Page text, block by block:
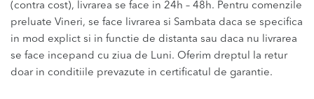
(contra cost), livrarea se face in 24h – 48h. Pentru comenzile
preluate Vineri, se face livrarea si Sambata daca se specifica
in mod explict si in functie de distanta sau daca nu livrarea
se face incepand cu ziua de Luni. Oferim dreptul la retur
doar in conditiile prevazute in certificatul de garantie.